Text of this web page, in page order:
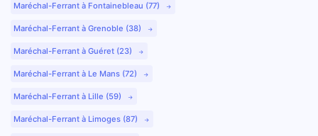
Maréchal-Ferrant à Fontainebleau (77)
Maréchal-Ferrant à Grenoble (38)
Maréchal-Ferrant à Guéret (23)
Maréchal-Ferrant à Le Mans (72)
Maréchal-Ferrant à Lille (59)
Maréchal-Ferrant à Limoges (87)